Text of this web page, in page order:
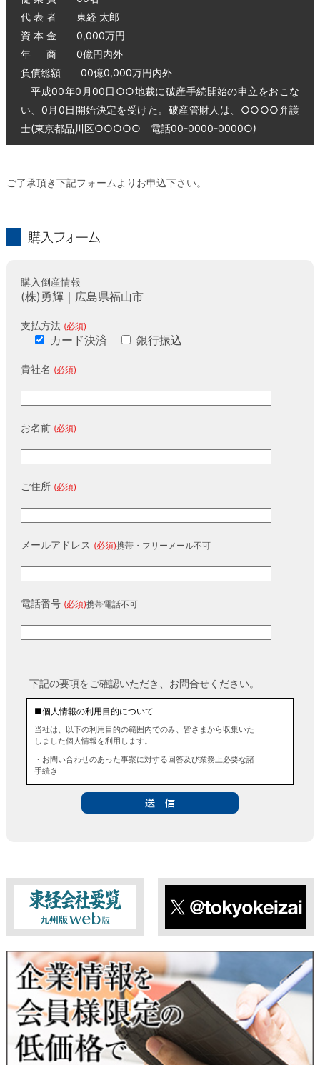
代 表 者 東経 太郎
資 本 金 0,000万円
年 商 0億円内外
負債総額 00億0,000万円内外
平成00年0月00日○○地裁に破産手続開始の申立をおこな
い、0月0日開始決定を受けた。破産管財人は、○○○○弁護
士(東京都品川区○○○○○ 電話00-0000-0000○)
ご了承頂き下記フォームよりお申込下さい。
購入倒産情報
(株)勇輝｜広島県福山市
支払方法 (必須)
カード決済 銀行振込
貴社名 (必須)
お名前 (必須)
ご住所 (必須)
メールアドレス (必須)携帯・フリーメール不可
電話番号 (必須)携帯電話不可
下記の要項をご確認いただき、お問合せください。
■個人情報の利用目的について
当社は、以下の利用目的の範囲内でのみ、皆さまから収集いた
しました個人情報を利用します。
・お問い合わせのあった事案に対する回答及び業務上必要な諸
手続き
■個人情報の第三者提供について
■ 個人情報提供の任意性及び留意点
個人情報のご提供は任意ですが、必要な個人情報をご提供いた
だけなかった場合は、上記利用目的を達成できない場合があり
ますのでご了承ください。
当社は、本人が自己の個人情報について、通知・開示・訂正・
追加・削除・利用停止・提供停止の希望がございましたら、本
人または代理人の請求応じて、個人データの通知・開示・訂
正・追加・削除・利用停止・提供停止の請求に応じます。
受付方法は、本人確認資料（運転免許証、パスポート何れかの
コピー）、「個人情報取扱申請書」「委任状」（代理人による
申請の場合のみ必要となります）を当社宛にお送り下さい。
東経会社要覧web版 X